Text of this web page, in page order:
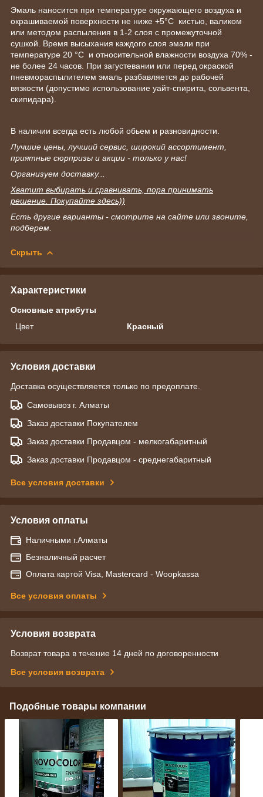
Эмаль наносится при температуре окружающего воздуха и
окрашиваемой поверхности не ниже +5°С кистью, валиком
или методом распыления в 1-2 слоя с промежуточной
сушкой. Время высыхания каждого слоя эмали при
температуре 20 °С и относительной влажности воздуха 70% -
не более 24 часов. При загустевании или перед окраской
пневмораспылителем эмаль разбавляется до рабочей
вязкости (допустимо использование уайт-спирита, сольвента,
скипидара).
В наличии всегда есть любой обьем и разновидности.
Лучшие цены, лучший сервис, широкий ассортимент,
приятные сюрпризы и акции - только у нас!
Организуем доставку...
Хватит выбирать и сравнивать, пора принимать
решение. Покупайте здесь))
Есть другие варианты - смотрите на сайте или звоните,
подберем.
Скрыть
Характеристики
Основные атрибуты
Цвет
Красный
Условия доставки
Доставка осуществляется только по предоплате.
Самовывоз г. Алматы
Заказ доставки Покупателем
Заказ доставки Продавцом - мелкогабаритный
Заказ доставки Продавцом - среднегабаритный
Все условия доставки
Условия оплаты
Наличными г.Алматы
Безналичный расчет
Оплата картой Visa, Mastercard - Woopkassa
Все условия оплаты
Условия возврата
Возврат товара в течение 14 дней по договоренности
Все условия возврата
Подобные товары компании